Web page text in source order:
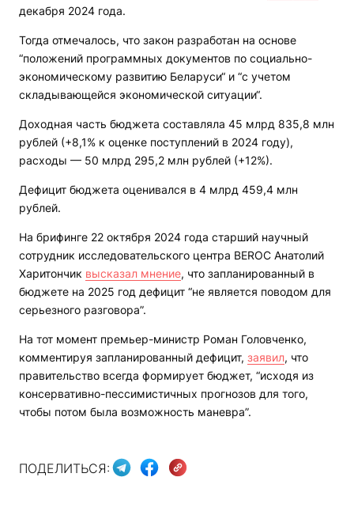
декабря 2024 года.
Тогда отмечалось, что закон разработан на основе
“положений программных документов по социально-
экономическому развитию Беларуси“ и “с учетом
складывающейся экономической ситуации“.
Доходная часть бюджета составляла 45 млрд 835,8 млн
рублей (+8,1% к оценке поступлений в 2024 году),
расходы — 50 млрд 295,2 млн рублей (+12%).
Дефицит бюджета оценивался в 4 млрд 459,4 млн
рублей.
На брифинге 22 октября 2024 года старший научный
сотрудник исследовательского центра BEROC Анатолий
Харитончик высказал мнение, что запланированный в
бюджете на 2025 год дефицит “не является поводом для
серьезного разговора”.
На тот момент премьер-министр Роман Головченко,
комментируя запланированный дефицит, заявил, что
правительство всегда формирует бюджет, “исходя из
консервативно-пессимистичных прогнозов для того,
чтобы потом была возможность маневра”.
ПОДЕЛИТЬСЯ: